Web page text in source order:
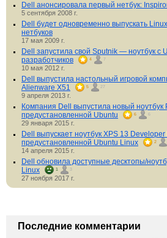
Dell анонсировала первый нетбук:
5 сентября 2008 г.
Dell будет одновременно выпускать
нетбуков
17 мая 2009 г.
Dell запустила свой Sputnik — ноутбук с
разработчиков
4 7
10 мая 2012 г.
Dell выпустила настольный игровой
Alienware X51
5 27
9 апреля 2013 г.
Компания Dell выпустила новый ноутбук
предустановленной Ubuntu
6 6
29 января 2015 г.
Dell выпускает ноутбук XPS 13
предустановленной Ubuntu Linux
2
14 апреля 2015 г.
Dell обновила доступные десктопы/
Linux
1 3
27 ноября 2017 г.
Последние комментарии